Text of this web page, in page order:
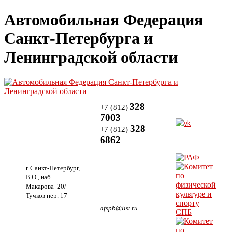
Автомобильная Федерация
Санкт-Петербурга и
Ленинградской области
г. Санкт-Петербург,
В.О., наб.
Макарова 20/
Тучков пер. 17
+7 (812) 328
7003
+7 (812) 328
6862
afspb@list.ru